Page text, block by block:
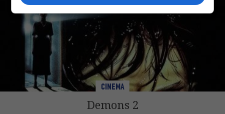
CINEMA
Demons 2